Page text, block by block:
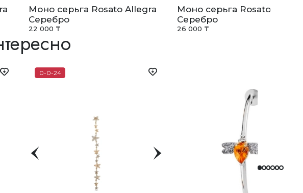
Моно серьга Rosato Allegra
Серебро
22 000 ₸
Моно серьга Rosato
Серебро
26 000 ₸
0-0-24